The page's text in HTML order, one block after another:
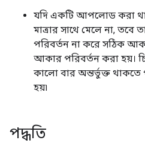
যদি একটি আপলোড করা
মাত্রার সাথে মেলে না,
পরিবর্তন না করে সঠিক
আকার পরিবর্তন করা হয়।
কালো বার অন্তর্ভুক্ত
হয়৷
পদ্ধতি